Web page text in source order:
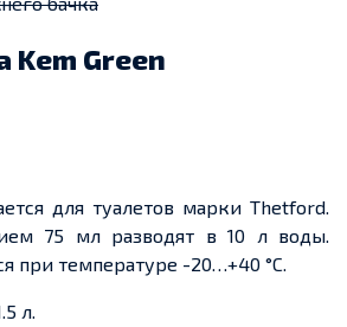
Kem Green
для туалетов марки Thetford.
75 мл разводят в 10 л воды.
при температуре -20…+40 °С.
л.